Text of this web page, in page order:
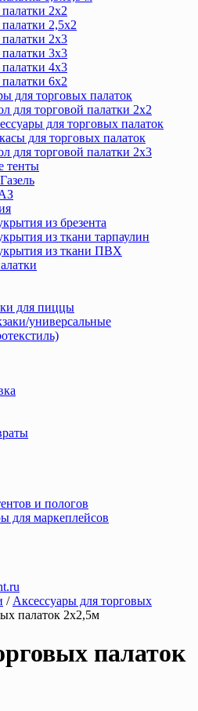
2х2
2,5х2
2х3
3х3
4х3
6х2
для торговых палаток
для торговой палатки 2х2
для торговых палаток
для торговых палаток
для торговой палатки 2х3
тенты
из брезента
из ткани тарпаулин
из ткани ПВХ
для пиццы
универсальные
и пологов
для маркеплейсов
/ Аксессуары для торговых
палаток 2х2,5м
палаток